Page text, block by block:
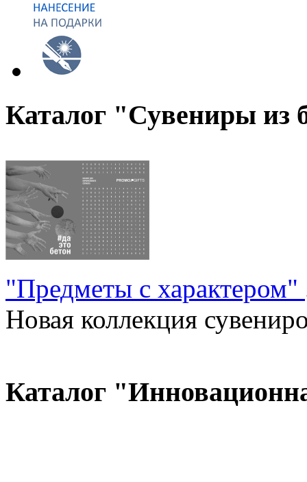
Каталог "Сувениры из
"Предметы с характером"
Новая коллекция
Каталог